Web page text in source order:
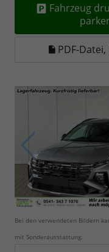
Fahrzeug
PDF-Datei,
Bei den verwendeten Bildern
mit Sonderausstattung.